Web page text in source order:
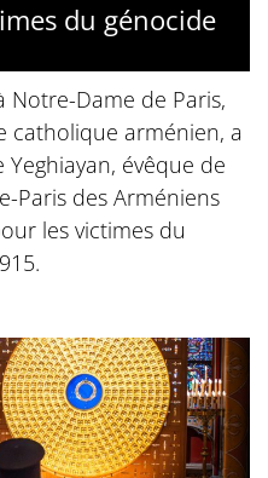
du génocide
Notre-Dame de Paris,
catholique arménien, a
évêque de
Paris des Arméniens
les victimes du